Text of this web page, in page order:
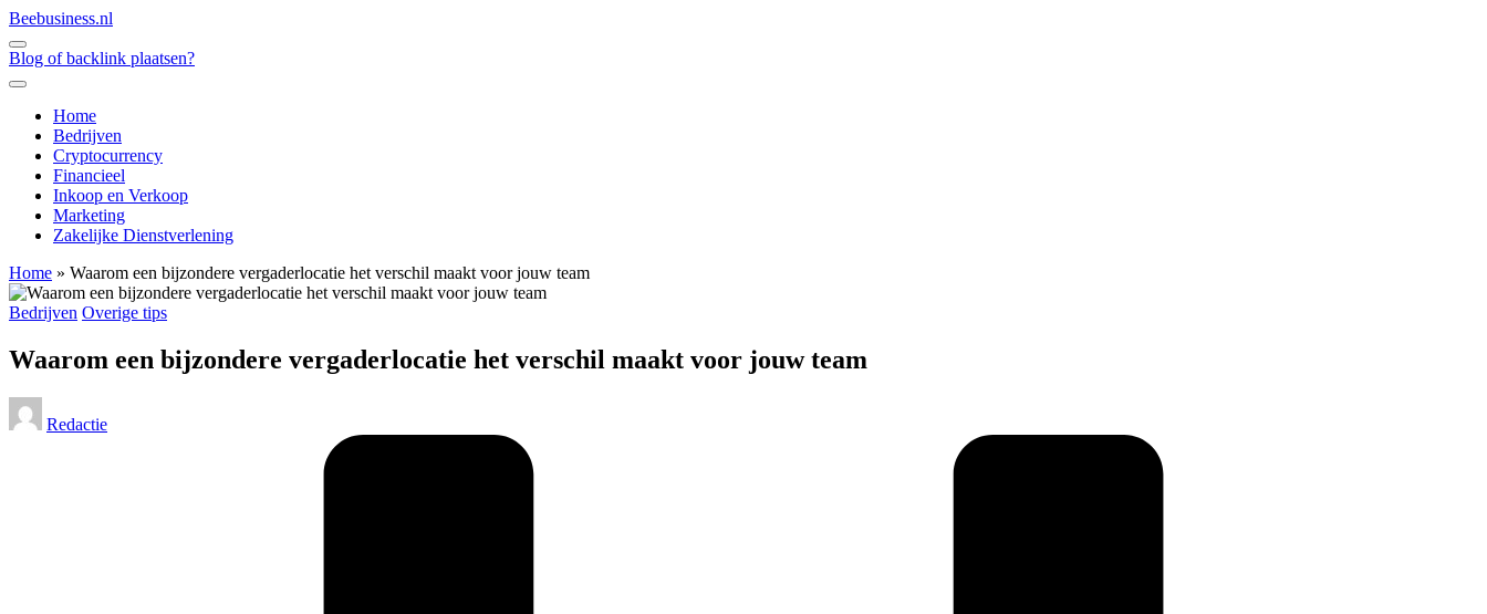
Ga
naar
de
inhoud
Beebusiness.nl
Blog of backlink plaatsen?
Home
Bedrijven
Cryptocurrency
Financieel
Inkoop en Verkoop
Marketing
Zakelijke Dienstverlening
Home » Waarom een bijzondere vergaderlocatie het verschil maakt voor jouw team
Geplaatst
Bedrijven Overige tips
Waarom een bijzondere vergaderlocatie het verschil maakt voor jouw team
Geplaatst
door Redactie